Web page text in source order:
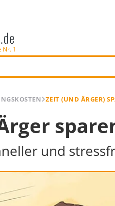
Nr. 1
ZEIT (UND ÄRGER)
und